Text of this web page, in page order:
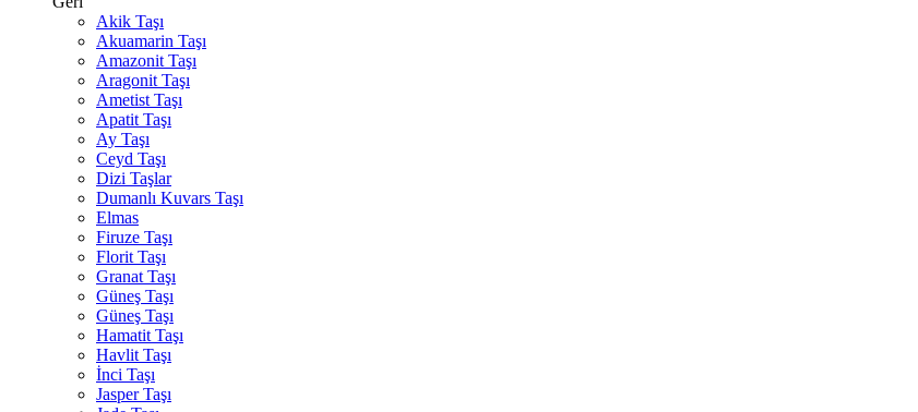
Akik Taşı
Akuamarin Taşı
Amazonit Taşı
Aragonit Taşı
Ametist Taşı
Apatit Taşı
Ay Taşı
Ceyd Taşı
Dizi Taşlar
Dumanlı Kuvars Taşı
Elmas
Firuze Taşı
Florit Taşı
Granat Taşı
Güneş Taşı
Güneş Taşı
Hamatit Taşı
Havlit Taşı
İnci Taşı
Jasper Taşı